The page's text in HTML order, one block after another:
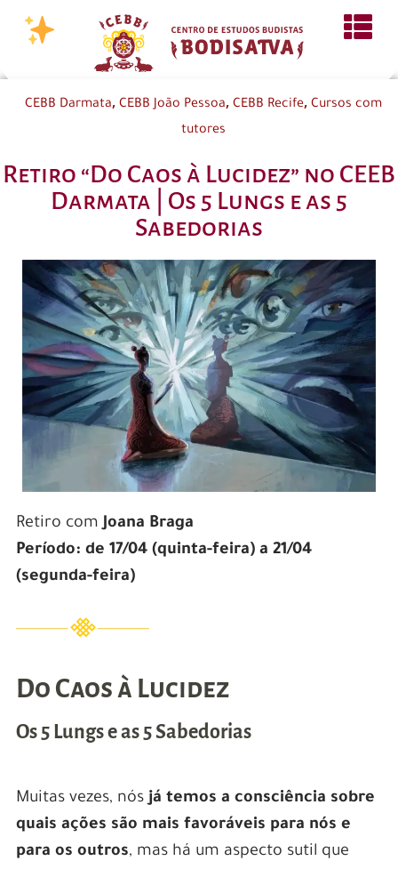
CEBB Darmata, CEBB João Pessoa, CEBB Recife, Cursos com
tutores
Retiro “Do Caos à Lucidez” no CEEB
Darmata | Os 5 Lungs e as 5
Sabedorias
Retiro comJoana Braga
Período: de 17/04 (quinta-feira) a 21/04
(segunda-feira)
Do Caos à Lucidez
Os 5 Lungs e as 5 Sabedorias
Muitas vezes, nósjá temos a consciência sobre
quais ações são mais favoráveis para nós e
para os outros, mas há um aspecto sutil que